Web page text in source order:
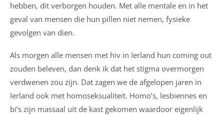
hebben, dit verborgen houden. Met alle mentale en in het
geval van mensen die hun pillen niet nemen, fysieke
gevolgen van dien.
Als morgen alle mensen met hiv in Ierland hun coming out
zouden beleven, dan denk ik dat het stigma overmorgen
verdwenen zou zijn. Dat zagen we de afgelopen jaren in
Ierland ook met homoseksualiteit. Homo’s, lesbiennes en
bi’s zijn massaal uit de kast gekomen waardoor eigenlijk